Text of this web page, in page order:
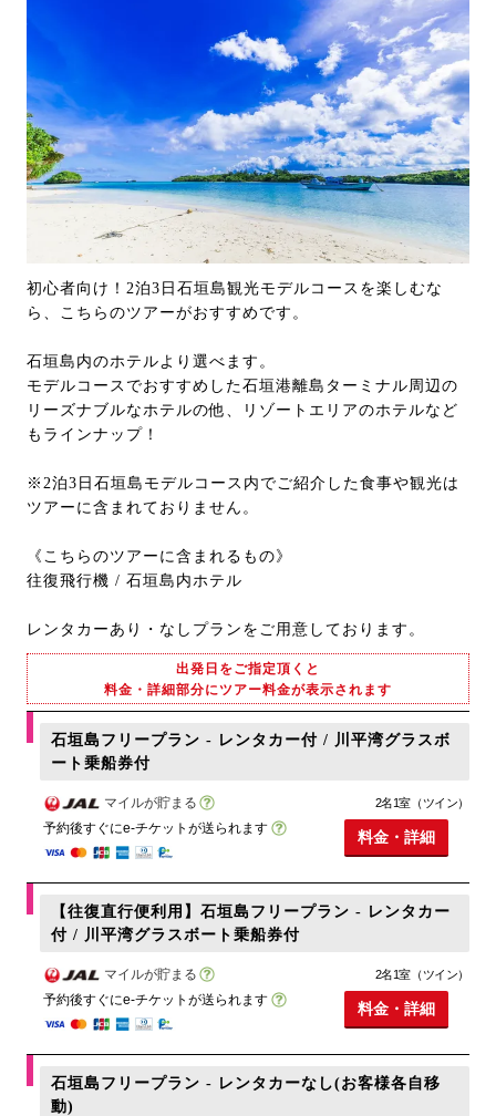
初心者向け！2泊3日石垣島観光モデルコースを楽しむな
ら、こちらのツアーがおすすめです。
石垣島内のホテルより選べます。
モデルコースでおすすめした石垣港離島ターミナル周辺の
リーズナブルなホテルの他、リゾートエリアのホテルなど
もラインナップ！
※2泊3日石垣島モデルコース内でご紹介した食事や観光は
ツアーに含まれておりません。
《こちらのツアーに含まれるもの》
往復飛行機 / 石垣島内ホテル
レンタカーあり・なしプランをご用意しております。
出発日をご指定頂くと
料金・詳細部分にツアー料金が表示されます
石垣島フリープラン - レンタカー付 / 川平湾グラスボ
ート乗船券付
マイルが貯まる
予約後すぐにe-チケットが送られます
2名1室（ツイン）
料金・詳細
【往復直行便利用】石垣島フリープラン - レンタカー
付 / 川平湾グラスボート乗船券付
マイルが貯まる
予約後すぐにe-チケットが送られます
2名1室（ツイン）
料金・詳細
石垣島フリープラン - レンタカーなし(お客様各自移
動)